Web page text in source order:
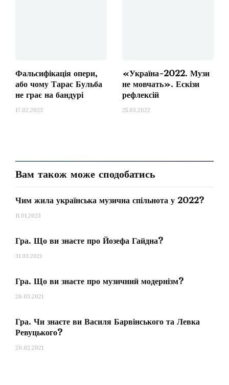
Фальсифікація опери,
або чому Тарас Бульба
не грає на бандурі
17.02.2023
«Україна-2022. Музи
не мовчать». Ескізи
рефлексій
25.03.2022
Вам також може сподобатись
Чим жила українська музична спільнота у 2022?
11.01.2023
Гра. Що ви знаєте про Йозефа Гайдна?
31.03.2021
Гра. Що ви знаєте про музичний модернізм?
26.03.2021
Гра. Чи знаєте ви Василя Барвінського та Левка
Ревуцького?
20.02.2021